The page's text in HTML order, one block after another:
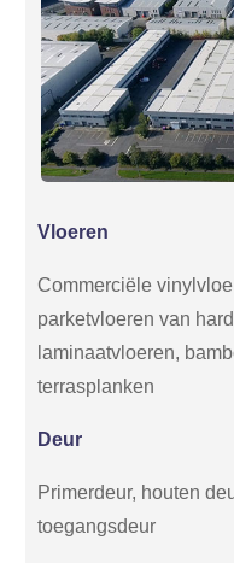
Vloeren
Commerciële
parketvloeren van
laminaatvloeren,
terrasplanken
Deur
Primerdeur, houten
toegangsdeur